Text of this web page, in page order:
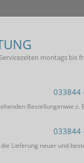
montags bis
033844
Bestellungenwie z.
033844
Lieferung neuer und